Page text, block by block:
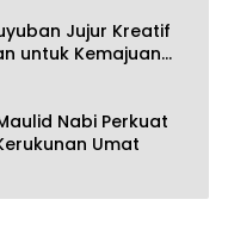
Jujur Kreatif
untuk Kemajuan
Nabi Perkuat
Umat